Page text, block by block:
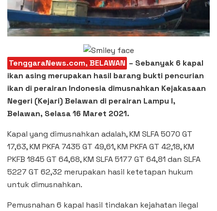
TenggaraNews.com, BELAWAN – Sebanyak 6 kapal
ikan asing merupakan hasil barang bukti pencurian
ikan di perairan Indonesia dimusnahkan Kejakasaan
Negeri (Kejari) Belawan di perairan Lampu I,
Belawan, Selasa 16 Maret 2021.
Kapal yang dimusnahkan adalah, KM SLFA 5070 GT
17,63, KM PKFA 7435 GT 49,61, KM PKFA GT 42,18, KM
PKFB 1845 GT 64,68, KM SLFA 5177 GT 64,81 dan SLFA
5227 GT 62,32 merupakan hasil ketetapan hukum
untuk dimusnahkan.
Pemusnahan 6 kapal hasil tindakan kejahatan ilegal